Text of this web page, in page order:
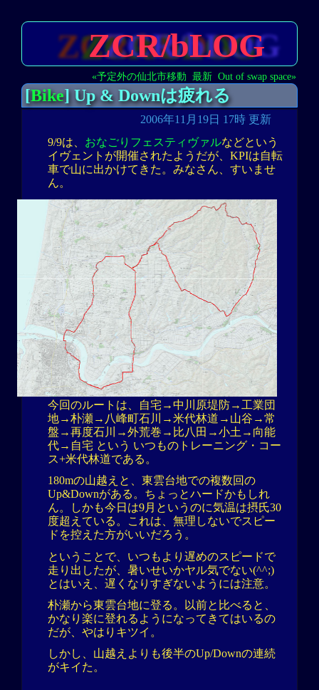
ZCR/bLOG
«予定外の仙北市移動 最新 Out of swap space»
[Bike] Up & Downは疲れる
2006年11月19日 17時 更新
9/9は、 おなごりフェスティヴァルなどという
イヴェントが開催されたようだが、KPIは自転
車で山に出かけてきた。みなさん、すいませ
ん。
今回のルートは、自宅→中川原堤防→工業団
地→朴瀬→八峰町石川→米代林道→山谷→常
盤→再度石川→外荒巻→比八田→小土→向能
代→自宅 という いつものトレーニング・コー
ス+米代林道である。
180mの山越えと、東雲台地での複数回の
Up&Downがある。ちょっとハードかもしれ
ん。しかも今日は9月というのに気温は摂氏30
度超えている。これは、無理しないでスピー
ドを控えた方がいいだろう。
ということで、いつもより遅めのスピードで
走り出したが、暑いせいかヤル気でない(^^;)
とはいえ、遅くなりすぎないようには注意。
朴瀬から東雲台地に登る。以前と比べると、
かなり楽に登れるようになってきてはいるの
だが、やはりキツイ。
しかし、山越えよりも後半のUp/Downの連続
がキイた。